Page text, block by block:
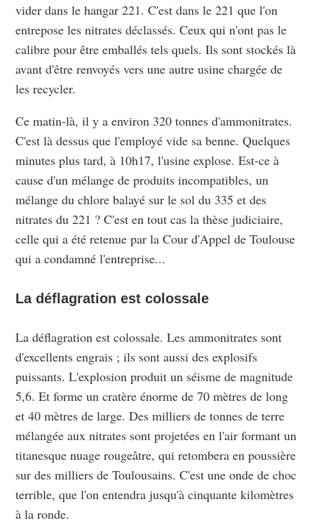
vider dans le hangar 221. C'est dans le 221 que l'on
entrepose les nitrates déclassés. Ceux qui n'ont pas le
calibre pour être emballés tels quels. Ils sont stockés là
avant d'être renvoyés vers une autre usine chargée de
les recycler.
Ce matin-là, il y a environ 320 tonnes d'ammonitrates.
C'est là dessus que l'employé vide sa benne. Quelques
minutes plus tard, à 10h17, l'usine explose. Est-ce à
cause d'un mélange de produits incompatibles, un
mélange du chlore balayé sur le sol du 335 et des
nitrates du 221 ? C'est en tout cas la thèse judiciaire,
celle qui a été retenue par la Cour d'Appel de Toulouse
qui a condamné l'entreprise...
La déflagration est colossale
La déflagration est colossale. Les ammonitrates sont
d'excellents engrais ; ils sont aussi des explosifs
puissants. L'explosion produit un séisme de magnitude
5,6. Et forme un cratère énorme de 70 mètres de long
et 40 mètres de large. Des milliers de tonnes de terre
mélangée aux nitrates sont projetées en l'air formant un
titanesque nuage rougeâtre, qui retombera en poussière
sur des milliers de Toulousains. C'est une onde de choc
terrible, que l'on entendra jusqu'à cinquante kilomètres
à la ronde.